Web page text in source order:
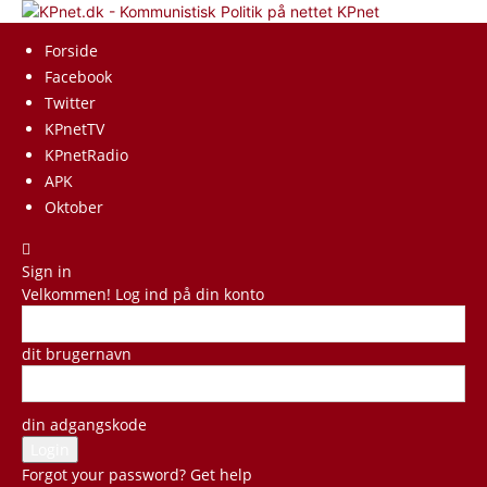
KPnet
Forside
Facebook
Twitter
KPnetTV
KPnetRadio
APK
Oktober
Sign in
Velkommen! Log ind på din konto
dit brugernavn
din adgangskode
Forgot your password? Get help